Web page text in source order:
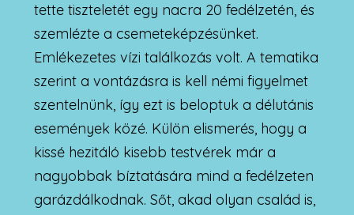
tette tiszteletét egy nacra 20 fedélzetén, és
szemlézte a csemeteképzésünket.
Emlékezetes vízi találkozás volt. A tematika
szerint a vontázásra is kell némi figyelmet
szentelnünk, így ezt is beloptuk a délutánis
események közé. Külön elismerés, hogy a
kissé hezitáló kisebb testvérek már a
nagyobbak bíztatására mind a fedélzeten
garázdálkodnak. Sőt, akad olyan család is,